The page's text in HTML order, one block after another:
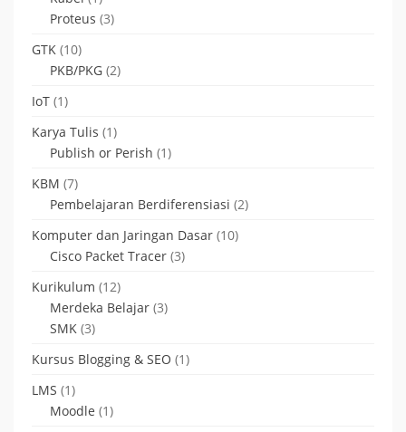
Proteus (3)
GTK (10)
PKB/PKG (2)
IoT (1)
Karya Tulis (1)
Publish or Perish (1)
KBM (7)
Pembelajaran Berdiferensiasi (2)
Komputer dan Jaringan Dasar (10)
Cisco Packet Tracer (3)
Kurikulum (12)
Merdeka Belajar (3)
SMK (3)
Kursus Blogging & SEO (1)
LMS (1)
Moodle (1)